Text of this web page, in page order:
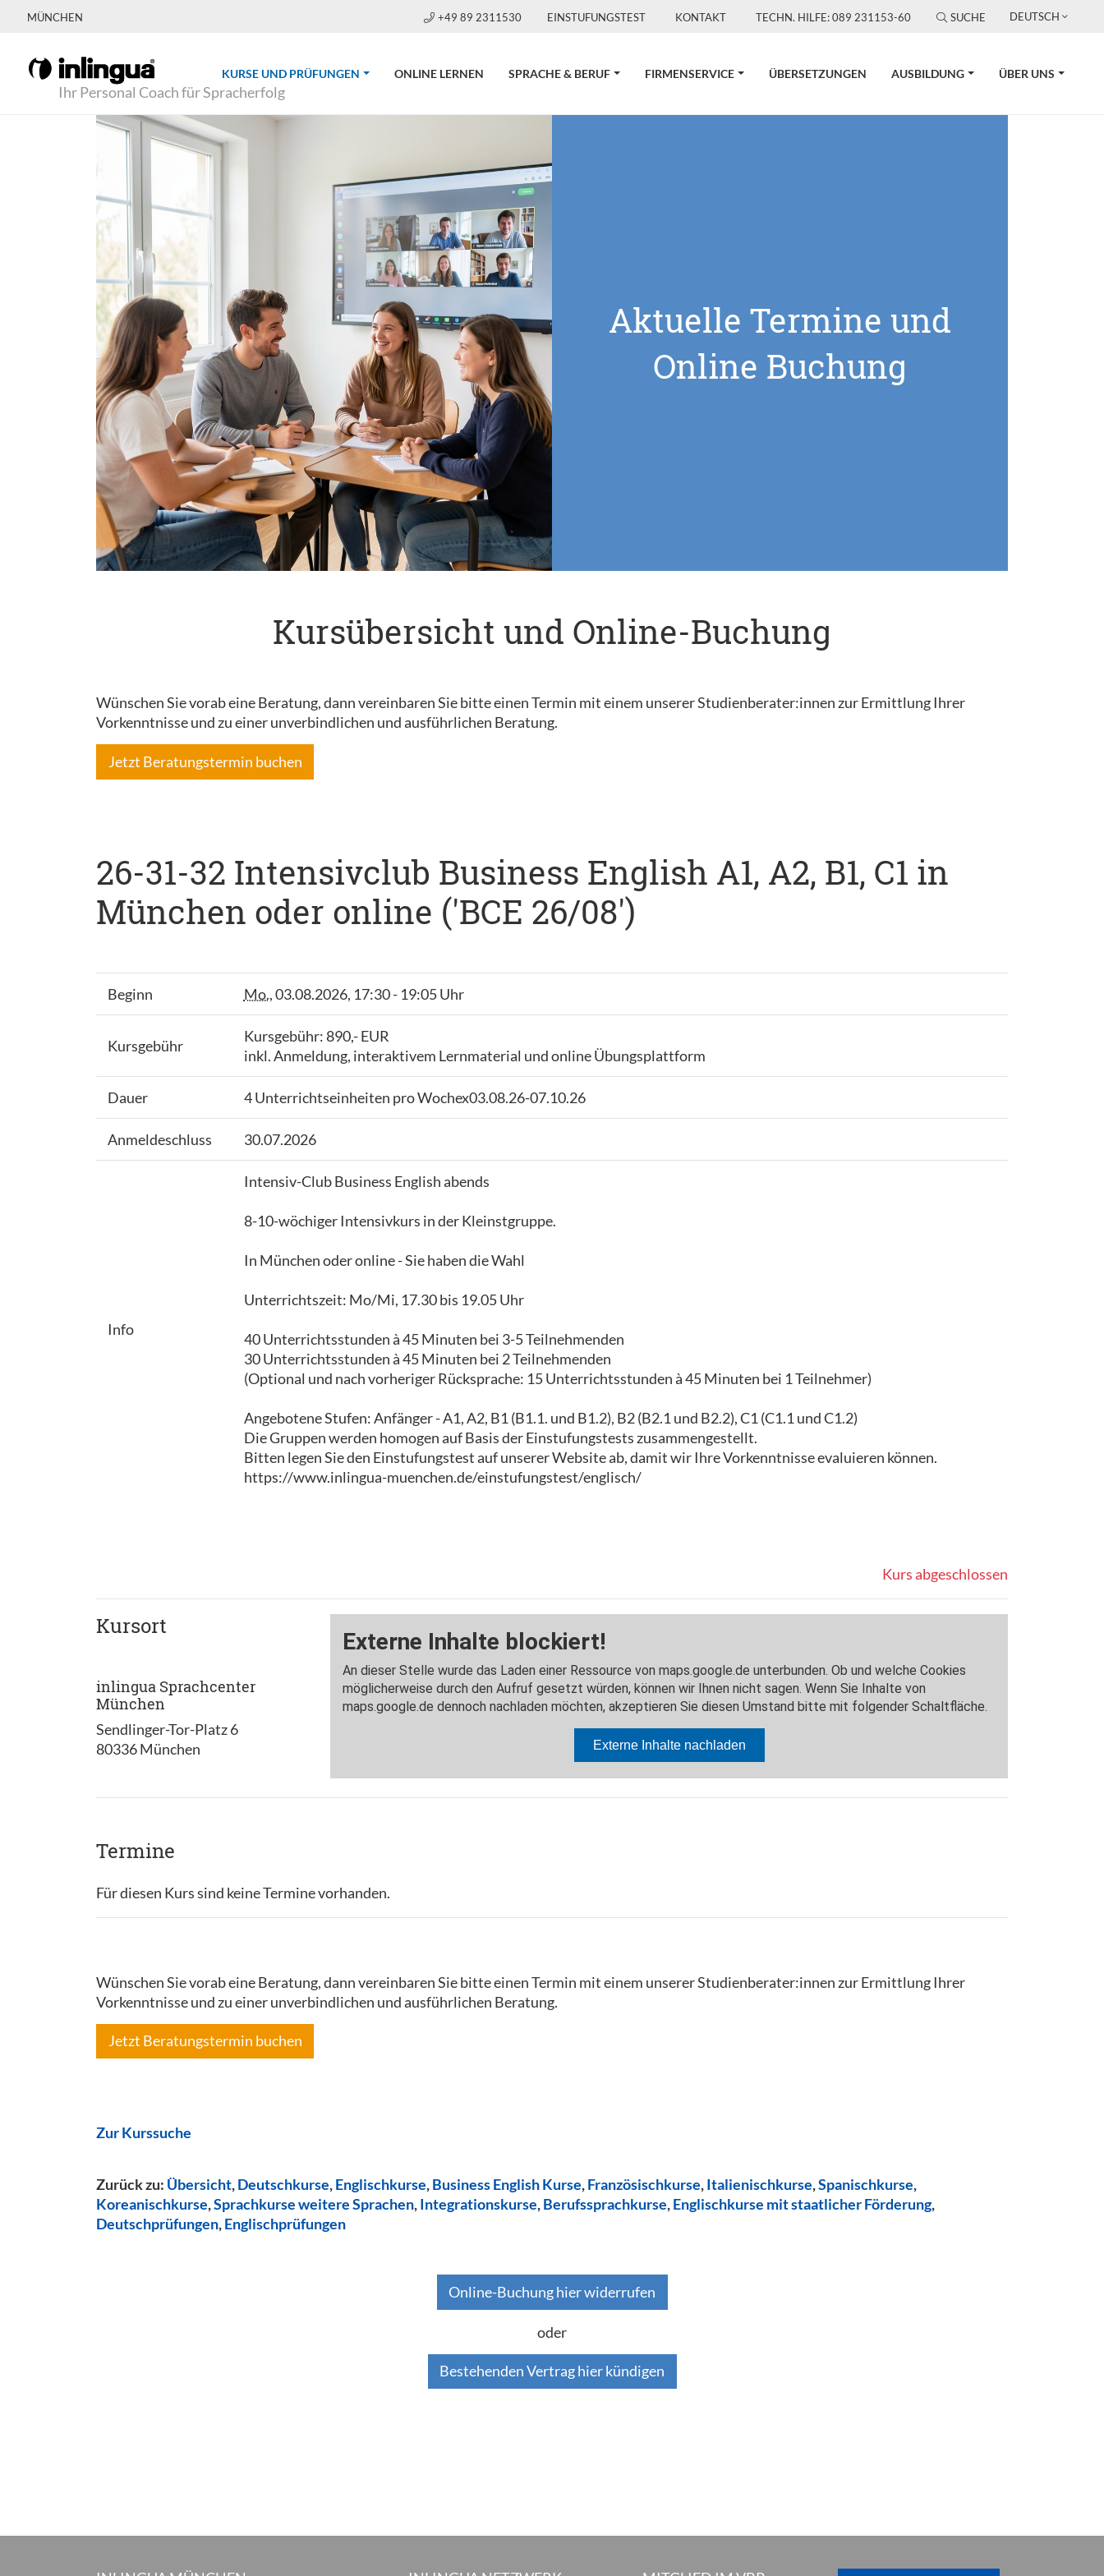
MÜNCHEN +49 89 2311530 EINSTUFUNGSTEST KONTAKT TECHN. HILFE: 089 231153-60 SUCHE DEUTSCH
Ihr Personal Coach für Spracherfolg
KURSE UND PRÜFUNGEN (CURRENT)ONLINE LERNEN SPRACHE & BERUF FIRMENSERVICE ÜBERSETZUNGEN AUSBILDUNG ÜBER UNS
Aktuelle Termine und
Online Buchung
Kursübersicht und Online-Buchung
Wünschen Sie vorab eine Beratung, dann vereinbaren Sie bitte einen Termin mit einem unserer Studienberater:innen zur Ermittlung Ihrer
Vorkenntnisse und zu einer unverbindlichen und ausführlichen Beratung.
Jetzt Beratungstermin buchen
26-31-32 Intensivclub Business English A1, A2, B1, C1 in
München oder online ('BCE 26/08')
Beginn Mo., 03.08.2026, 17:30 - 19:05 Uhr
Kursgebühr
Kursgebühr: 890,- EUR
inkl. Anmeldung, interaktivem Lernmaterial und online Übungsplattform
Dauer 4 Unterrichtseinheiten pro Wochex03.08.26-07.10.26
Anmeldeschluss 30.07.2026
Info
Intensiv-Club Business English abends
8-10-wöchiger Intensivkurs in der Kleinstgruppe.
In München oder online - Sie haben die Wahl
Unterrichtszeit: Mo/Mi, 17.30 bis 19.05 Uhr
40 Unterrichtsstunden à 45 Minuten bei 3-5 Teilnehmenden
30 Unterrichtsstunden à 45 Minuten bei 2 Teilnehmenden
(Optional und nach vorheriger Rücksprache: 15 Unterrichtsstunden à 45 Minuten bei 1 Teilnehmer)
Angebotene Stufen: Anfänger - A1, A2, B1 (B1.1. und B1.2), B2 (B2.1 und B2.2), C1 (C1.1 und C1.2)
Die Gruppen werden homogen auf Basis der Einstufungstests zusammengestellt.
Bitten legen Sie den Einstufungstest auf unserer Website ab, damit wir Ihre Vorkenntnisse evaluieren können.
https://www.inlingua-muenchen.de/einstufungstest/englisch/
Kurs abgeschlossen
Kursort
inlingua Sprachcenter
München
Sendlinger-Tor-Platz 6
80336 München
Termine
Für diesen Kurs sind keine Termine vorhanden.
Wünschen Sie vorab eine Beratung, dann vereinbaren Sie bitte einen Termin mit einem unserer Studienberater:innen zur Ermittlung Ihrer
Vorkenntnisse und zu einer unverbindlichen und ausführlichen Beratung.
Jetzt Beratungstermin buchen
Zur Kurssuche
Zurück zu: Übersicht,Deutschkurse,Englischkurse,Business English Kurse,Französischkurse,Italienischkurse,Spanischkurse,
Koreanischkurse,Sprachkurse weitere Sprachen,Integrationskurse,Berufssprachkurse,Englischkurse mit staatlicher Förderung,
Deutschprüfungen,Englischprüfungen
Online-Buchung hier widerrufen
oder
Bestehenden Vertrag hier kündigen